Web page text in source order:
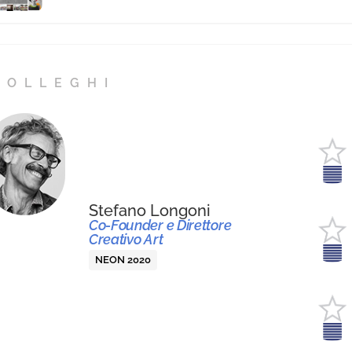
Stefano Longoni
Co-Founder e Direttore
Creativo Art
NEON 2020